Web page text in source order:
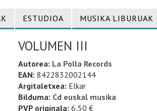
ESTUDIOA MUSIKA LIBURUAK
VOLUMEN III
Autorea: La Polla Records
EAN: 8422832002144
Argitaletxea: Elkar
Bilduma: Cd euskal musika
PVP originala: 6,50 €